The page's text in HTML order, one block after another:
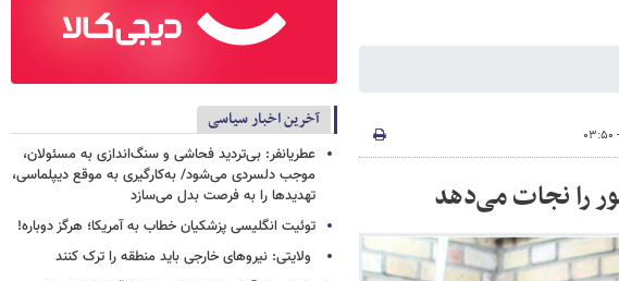
را نجات می‌دهد
آخرین اخبار سیاسی
عطریانفر: بی‌تردید فحاشی و سنگ‌اندازی به مسئولان،
موجب دلسردی می‌شود/ به‌کارگیری به موقع دیپلماسی،
تهدیدها را به فرصت بدل می‌سازد
توئیت انگلیسی پزشکیان خطاب به آمریکا؛ هرگز دوباره!
ولایتی: نیروهای خارجی باید منطقه را ترک کنند